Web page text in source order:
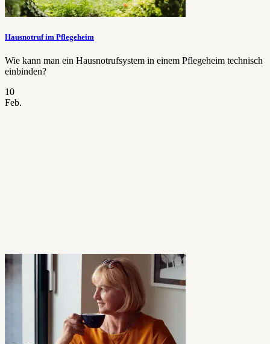
Hausnotruf im Pflegeheim
Wie kann man ein Hausnotrufsystem in einem Pflegeheim technisch
einbinden?
10
Feb.